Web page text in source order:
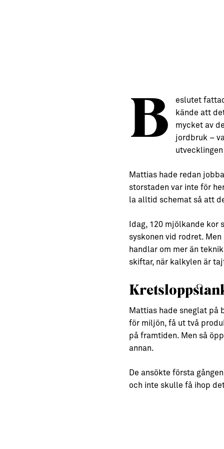
B
eslutet
kände att
mycket av
jordbruk –
Mattias hade redan
storstaden var inte för
la alltid schemat så att
Idag, 120 mjölkande kor
syskonen vid rodret.
handlar om mer än
skiftar, när kalkylen är
Mattias hade sneglat på
för miljön, få ut två
på framtiden. Men så
annan.
De ansökte första
och inte skulle få ihop